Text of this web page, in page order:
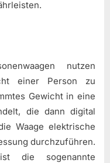
nutzen
einer Person zu
Gewicht in eine
die dann digital
Waage elektrische
durchzuführen.
die sogenannte